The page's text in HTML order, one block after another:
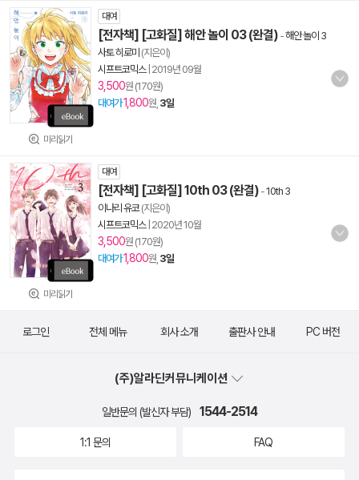
미리읽기
대여
[전자책] [고화질] 해안 놀이 03 (완결) -해안 놀이 3
사토 히로미 (지은이)
시프트코믹스| 2019년 09월
3,500원 (170원)
대여가1,800원, 3일
미리읽기
대여
[전자책] [고화질] 10th 03 (완결) -10th 3
이나리 유코(지은이)
시프트코믹스| 2020년 10월
3,500원 (170원)
대여가1,800원, 3일
로그인 전체 메뉴 회사 소개 출판사 안내 PC 버전
(주)알라딘커뮤니케이션
일반문의 (발신자 부담) 1544-2514
1:1 문의 FAQ